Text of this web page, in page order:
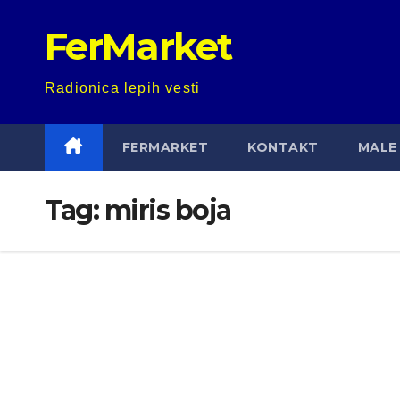
FerMarket
Radionica lepih vesti
FERMARKET KONTAKT MALE
Tag: miris boja